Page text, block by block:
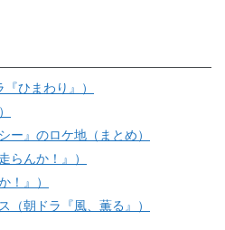
ひまわり』）
ー』のロケ地（まとめ）
らんか！』）
！』）
（朝ドラ『風、薫る』）